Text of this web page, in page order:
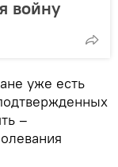
войну
уже есть
–